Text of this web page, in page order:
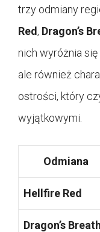
trzy odmiany
Red, Dragon’s
nich wyróżnia
ale również
ostrości, który
wyjątkowymi.
Odmiana
Hellfire Red
Dragon’s Breath